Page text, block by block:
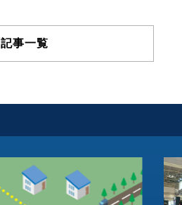
記事一覧